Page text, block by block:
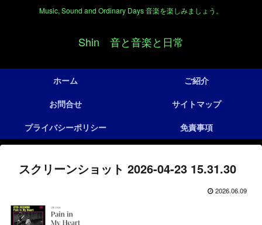
Music, Sound and Ordinary Days 音楽を楽しみましょう。
Shin 音と音楽と日常
ホーム
ご紹介
お問合せ
サイトマップ
プライバシーポリシー
免責事項
スクリーンショット 2026-04-23 15.31.30
2026.06.09